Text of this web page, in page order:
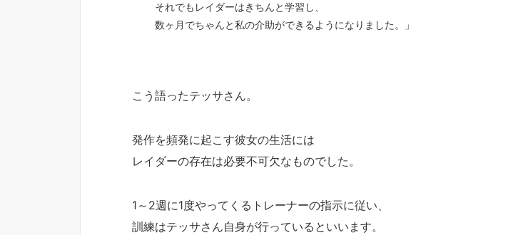
それでもレイダーはきちんと学習し、
数ヶ月でちゃんと私の介助ができるようになりました。」
こう語ったテッサさん。
発作を頻発に起こす彼女の生活には
レイダーの存在は必要不可欠なものでした。
1～2週に1度やってくるトレーナーの指示に従い、
訓練はテッサさん自身が行っているといいます。